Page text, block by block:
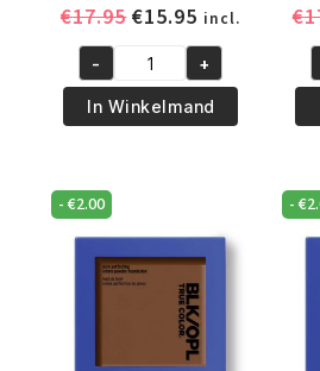
€17.95Oorspronkelijke
was:
€17.95.
€15.95 Huidige
prijs
is:
€15.95.
incl.
Black
Opal
-
Perfecting
Powder
Foundation
- +
In Winkelmand
€
–
-€2.00 -€